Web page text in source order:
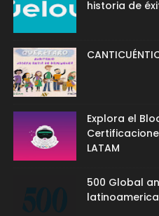
historia de
Explora el
LATAM
500 Global